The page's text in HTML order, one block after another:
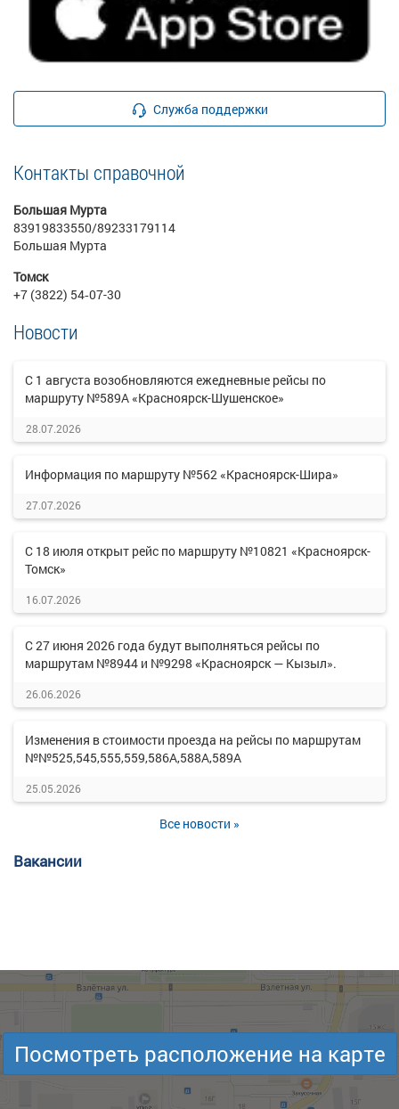
Служба поддержки
Контакты справочной
Большая Мурта
83919833550/89233179114
Большая Мурта
Томск
+7 (3822) 54‑07-30
Новости
С 1 августа возобновляются ежедневные рейсы по
маршруту №589А «Красноярск-Шушенское»
28.07.2026
Информация по маршруту №562 «Красноярск-Шира»
27.07.2026
С 18 июля открыт рейс по маршруту №10821 «Красноярск-
Томск»
16.07.2026
С 27 июня 2026 года будут выполняться рейсы по
маршрутам №8944 и №9298 «Красноярск — Кызыл».
26.06.2026
Изменения в стоимости проезда на рейсы по маршрутам
№№525,545,555,559,586А,588А,589А
25.05.2026
Все новости »
Вакансии
Посмотреть расположение на карте